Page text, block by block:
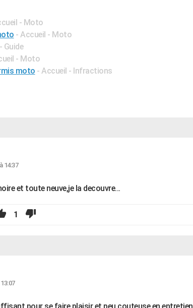
- Moto
- Accueil - Moto
- Guide
- Moto
moto - Accueil - Infractions
14:37
et toute neuve,je la decouvre...
1